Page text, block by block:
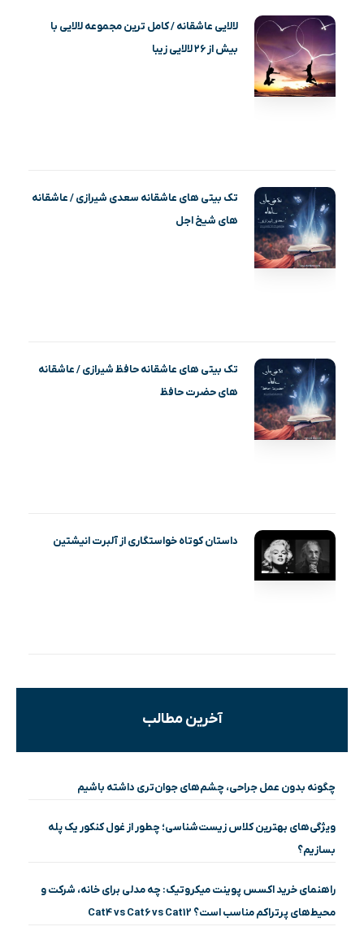
لالایی عاشقانه / کامل ترین مجموعه لالایی با
بیش از ۲۶ لالایی زیبا
تک بیتی های عاشقانه سعدی شیرازی / عاشقانه
های شیخ اجل
تک بیتی های عاشقانه حافظ شیرازی / عاشقانه
های حضرت حافظ
داستان کوتاه خواستگاری از آلبرت انیشتین
آخرین مطالب
چگونه بدون عمل جراحی، چشم‌های جوان‌تری داشته باشیم
ویژگی‌های بهترین کلاس زیست‌شناسی؛ چطور از غول کنکور یک پله
بسازیم؟
راهنمای خرید اکسس پوینت میکروتیک: چه مدلی برای خانه، شرکت و
محیط‌های پرتراکم مناسب است؟ Cat4 vs Cat6 vs Cat12